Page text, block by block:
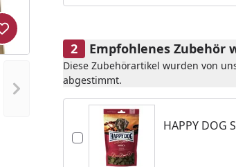
Nächstes Bild anzeigen
Produkt zur Wunschliste hinzufügen
Empfohlenes Zubehör
Diese Zubehörartikel wurden von
abgestimmt.
HAPPY DOG